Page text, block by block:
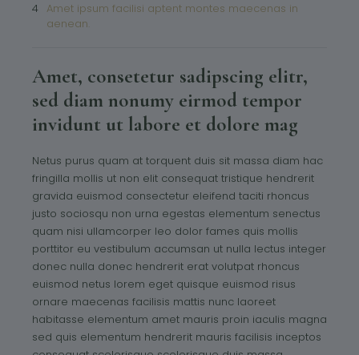
Amet ipsum facilisi aptent montes maecenas in
aenean.
Amet, consetetur sadipscing elitr,
sed diam nonumy eirmod tempor
invidunt ut labore et dolore mag
Netus purus quam at torquent duis sit massa diam hac
fringilla mollis ut non elit consequat tristique hendrerit
gravida euismod consectetur eleifend taciti rhoncus
justo sociosqu non urna egestas elementum senectus
quam nisi ullamcorper leo dolor fames quis mollis
porttitor eu vestibulum accumsan ut nulla lectus integer
donec nulla donec hendrerit erat volutpat rhoncus
euismod netus lorem eget quisque euismod risus
ornare maecenas facilisis mattis nunc laoreet
habitasse elementum amet mauris proin iaculis magna
sed quis elementum hendrerit mauris facilisis inceptos